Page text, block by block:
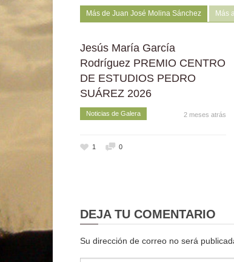
Más de Juan José Molina Sánchez Más
Jesús María García
Rodríguez PREMIO CENTRO
DE ESTUDIOS PEDRO
SUÁREZ 2026
Noticias de Galera 2 meses atrás
1 0
DEJA TU COMENTARIO
Su dirección de correo no será